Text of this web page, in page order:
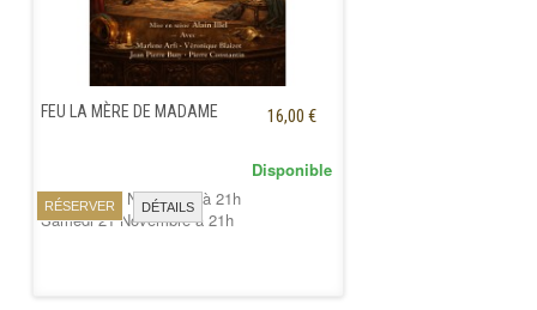
FEU LA MÈRE DE MADAME 16,00 €
RÉSERVER DÉTAILS
Disponible
Vendredi 20 Novembre à 21h
Samedi 21 Novembre à 21h